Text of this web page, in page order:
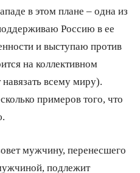
в этом плане – одна из
Россию в ее
и выступаю против
на коллективном
всему миру).
примеров того, что
мужчину, перенесшего
подлежит